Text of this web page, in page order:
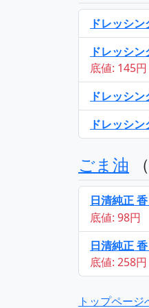
ドレッシ
ドレッシ
底値: 145円
ドレッシ
ドレッシ
ごま油
日清純正
底値: 98円
日清純正
底値: 258円
トップページ